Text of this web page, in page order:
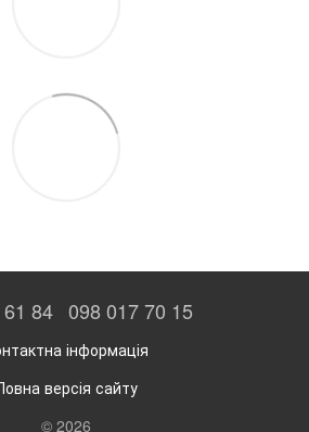
84 098 017 70 15
інформація
версія сайту
© 2026